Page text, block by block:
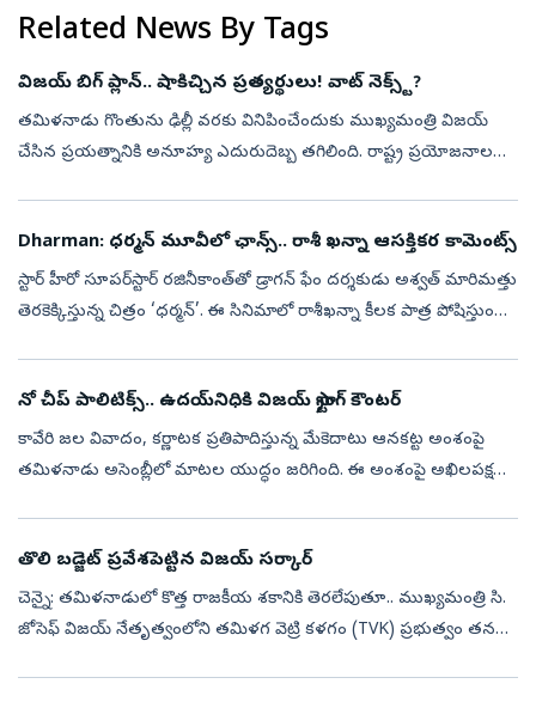
Related News By Tags
విజయ్‌ బిగ్‌ ప్లాన్‌.. షాకిచ్చిన ప్రత్యర్థులు! వాట్‌ నెక్స్ట్‌?
తమిళనాడు గొంతును ఢిల్లీ వరకు వినిపించేందుకు ముఖ్యమంత్రి విజయ్‌
చేసిన ప్రయత్నానికి అనూహ్య ఎదురుదెబ్బ తగిలింది. రాష్ట్ర ప్రయోజనాల
Dharman: ధర్మన్‌ మూవీలో ఛాన్స్.. రాశీ ఖన్నా ఆసక్తికర కామెంట్స్
స్టార్‌ హీరో సూపర్‌స్టార్‌ రజినీకాంత్‌తో డ్రాగన్‌ ఫేం దర్శకుడు అశ్వత్‌ మారిమత్తు
తెరకెక్కిస్తున్న చిత్రం ‘ధర్మన్‌’. ఈ సినిమాలో రాశీఖన్నా కీలక పాత్ర పోషిస్తుంది.
నో చీప్‌ పాలిటిక్స్‌.. ఉదయ్‌నిధికి విజయ్‌ స్ట్రాంగ్‌ కౌంటర్‌
కావేరి జల వివాదం, కర్ణాటక ప్రతిపాదిస్తున్న మేకెదాటు ఆనకట్ట అంశంపై
తమిళనాడు అసెంబ్లీలో మాటల యుద్ధం జరిగింది. ఈ అంశంపై అఖిలపక్ష
తొలి బడ్జెట్‌ ప్రవేశపెట్టిన విజయ్‌ సర్కార్‌
చెన్నై: తమిళనాడులో కొత్త రాజకీయ శకానికి తెరలేపుతూ.. ముఖ్యమంత్రి సి.
జోసెఫ్ విజయ్ నేతృత్వంలోని తమిళగ వెట్రి కళగం (TVK) ప్రభుత్వం తన